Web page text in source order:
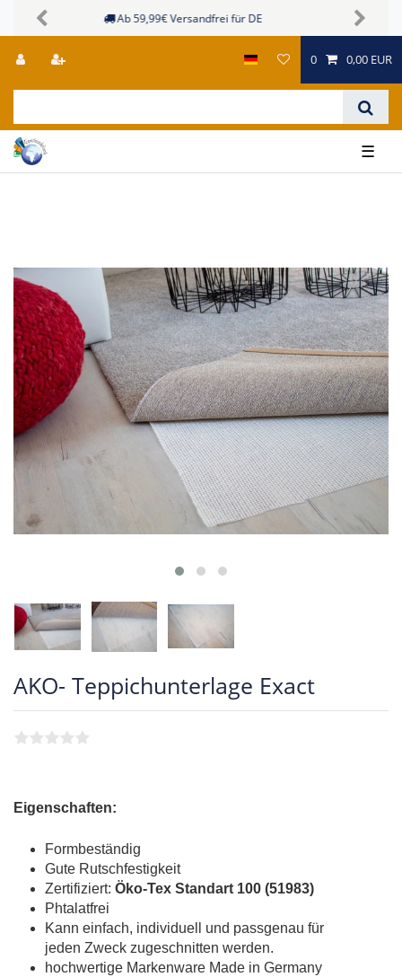
Sichere Zahlungsmöglichkeiten
Previous Next
0 0,00 EUR
☰
AKO- Teppichunterlage Exact
Eigenschaften:
Formbeständig
Gute Rutschfestigkeit
Zertifiziert: Öko-Tex Standart 100 (51983)
Phtalatfrei
Kann einfach, individuell und passgenau für
jeden Zweck zugeschnitten werden.
hochwertige Markenware Made in Germany